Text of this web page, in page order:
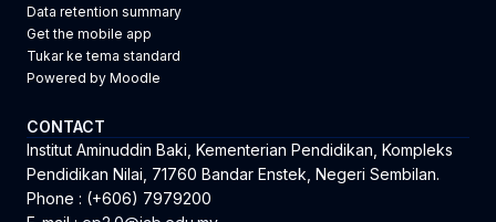
Data retention summary
Get the mobile app
Tukar ke tema standard
Powered by Moodle
CONTACT
Institut Aminuddin Baki, Kementerian Pendidikan, Kompleks
Pendidikan Nilai, 71760 Bandar Enstek, Negeri Sembilan.
Phone : (+606) 7979200